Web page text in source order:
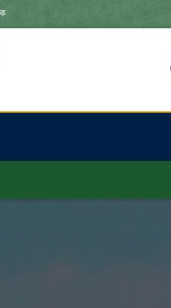
ব্যবহারিক পরীক্ষার রুটিন ***
৪র্থ বর্ষ পরীক্ষার ফরমপূরণের বিজ্ঞপ্তি ***
দিবস -২০২৬ উপলক্ষে  আলোচনা সভা
দিবস -২০২৬ উপলক্ষে  রচনা, কবিতা